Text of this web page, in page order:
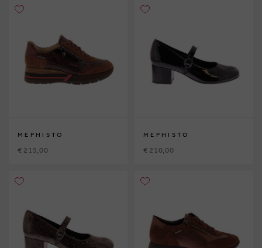
MEPHISTO
€ 215,00
MEPHISTO
€ 210,00